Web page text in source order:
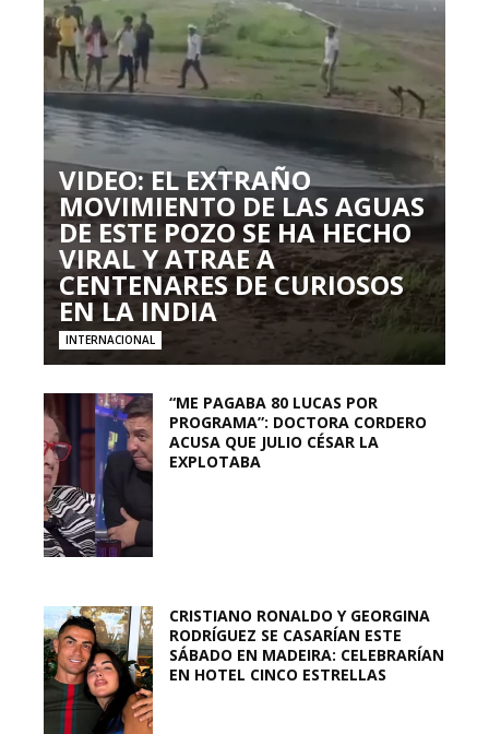
VIDEO: EL EXTRAÑO
MOVIMIENTO DE LAS AGUAS
DE ESTE POZO SE HA HECHO
VIRAL Y ATRAE A
CENTENARES DE CURIOSOS
EN LA INDIA
INTERNACIONAL
“ME PAGABA 80 LUCAS POR
PROGRAMA”: DOCTORA CORDERO
ACUSA QUE JULIO CÉSAR LA
EXPLOTABA
CRISTIANO RONALDO Y GEORGINA
RODRÍGUEZ SE CASARÍAN ESTE
SÁBADO EN MADEIRA: CELEBRARÍAN
EN HOTEL CINCO ESTRELLAS